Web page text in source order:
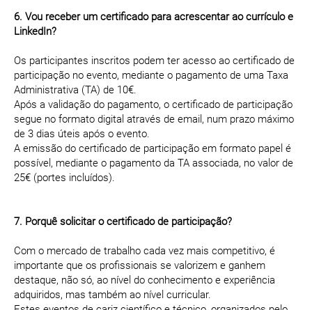
6. Vou receber um certificado para acrescentar ao currículo e
LinkedIn?
Os participantes inscritos podem ter acesso ao certificado de
participação no evento, mediante o pagamento de uma Taxa
Administrativa (TA) de 10€.
Após a validação do pagamento, o certificado de participação
segue no formato digital através de email, num prazo máximo
de 3 dias úteis após o evento.
A emissão do certificado de participação em formato papel é
possível, mediante o pagamento da TA associada, no valor de
25€ (portes incluídos).
7. Porquê solicitar o certificado de participação?
Com o mercado de trabalho cada vez mais competitivo, é
importante que os profissionais se valorizem e ganhem
destaque, não só, ao nível do conhecimento e experiência
adquiridos, mas também ao nível curricular.